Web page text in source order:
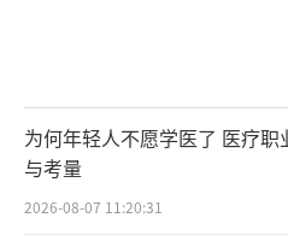
为何年轻人不愿学医了 医疗职
与考量
2026-08-07 11:20:31